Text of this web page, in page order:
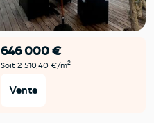
646 000 €
Soit 2 510,40 €/m2
Vente